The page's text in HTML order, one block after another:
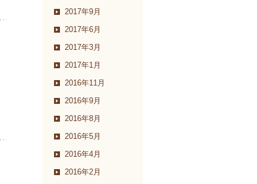
2017年9月
2017年6月
2017年3月
2017年1月
2016年11月
2016年9月
2016年8月
2016年5月
2016年4月
2016年2月